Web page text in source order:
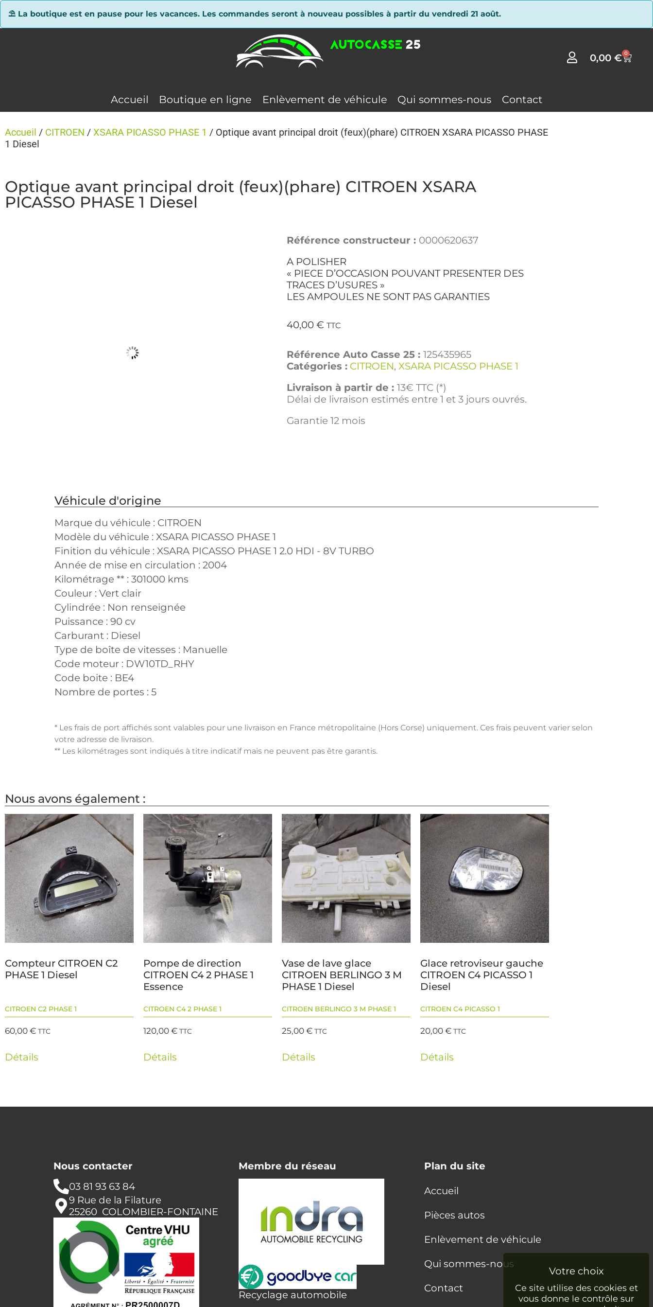
⛱ La boutique est en pause pour les vacances. Les commandes seront à nouveau possibles à partir du vendredi 21 août.
0,00€ 0
Accueil Boutique en ligne Enlèvement de véhicule Qui sommes-nous Contact
Accueil / CITROEN / XSARA PICASSO PHASE 1 / Optique avant principal droit (feux)(phare) CITROEN XSARA PICASSO PHASE
1 Diesel
Optique avant principal droit (feux)(phare) CITROEN XSARA
PICASSO PHASE 1 Diesel
Référence constructeur : 0000620637
A POLISHER
« PIECE D’OCCASION POUVANT PRESENTER DES
TRACES D’USURES »
LES AMPOULES NE SONT PAS GARANTIES
40,00 € TTC
Référence Auto Casse 25 : 125435965
Catégories : CITROEN, XSARA PICASSO PHASE 1
Livraison à partir de : 13€ TTC (*)
Délai de livraison estimés entre 1 et 3 jours ouvrés.
Garantie 12 mois
Véhicule d'origine
Marque du véhicule : CITROEN
Modèle du véhicule : XSARA PICASSO PHASE 1
Finition du véhicule : XSARA PICASSO PHASE 1 2.0 HDI - 8V TURBO
Année de mise en circulation : 2004
Kilométrage ** : 301000 kms
Couleur : Vert clair
Cylindrée : Non renseignée
Puissance : 90 cv
Carburant : Diesel
Type de boîte de vitesses : Manuelle
Code moteur : DW10TD_RHY
Code boite : BE4
Nombre de portes : 5
* Les frais de port affichés sont valables pour une livraison en France métropolitaine (Hors Corse) uniquement. Ces frais peuvent varier selon
votre adresse de livraison.
** Les kilométrages sont indiqués à titre indicatif mais ne peuvent pas être garantis.
Nous avons également :
Compteur CITROEN C2
PHASE 1 Diesel
CITROEN C2 PHASE 1
60,00€ TTC
Détails
Pompe de direction
CITROEN C4 2 PHASE 1
Essence
CITROEN C4 2 PHASE 1
120,00€ TTC
Détails
Vase de lave glace
CITROEN BERLINGO 3 M
PHASE 1 Diesel
CITROEN BERLINGO 3 M PHASE 1
25,00€ TTC
Détails
Glace retroviseur gauche
CITROEN C4 PICASSO 1
Diesel
CITROEN C4 PICASSO 1
20,00€ TTC
Détails
Nous contacter
03 81 93 63 84
9 Rue de la Filature
25260 COLOMBIER-FONTAINE
Membre du réseau
Recyclage automobile
Plan du site
Accueil
Pièces autos
Enlèvement de véhicule
Qui sommes-nous
Contact
Panneau de gestion des cookies
Ce site utilise des cookies et
vous donne le contrôle sur